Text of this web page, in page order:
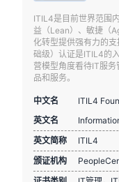
ITIL4是目前世界范围
益（Lean）、敏捷（
化转型提供强有力的
础级）认证是ITIL4的
营模型角度看待IT服
品和服务。
中文名
ITIL4
英文名
英文简称
ITIL4
颁证机构